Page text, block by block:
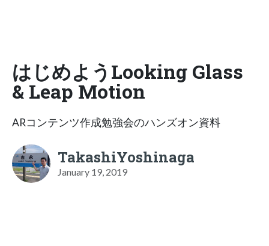
はじめようLooking Glass
& Leap Motion
ARコンテンツ作成勉強会のハンズオン資料
TakashiYoshinaga
January 19, 2019